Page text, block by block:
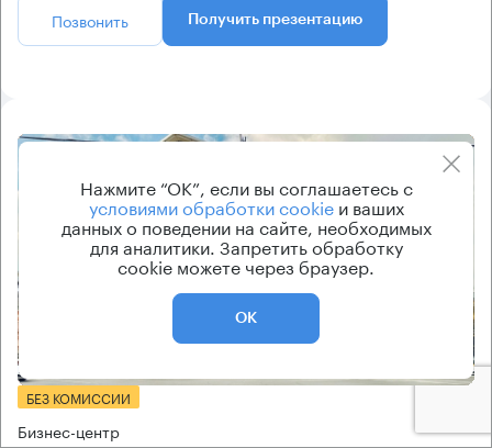
Позвонить Получить презентацию
БЕЗ КОМИССИИ
Бизнес-центр
Нажмите “ОК”, если вы соглашаетесь с
условиями обработки cookieи ваших
данных о поведении на сайте, необходимых
для аналитики. Запретить обработку
cookie можете через браузер.
ОК